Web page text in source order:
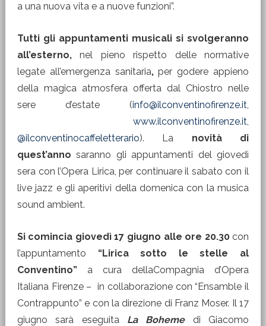
a una nuova vita e a nuove funzioni”.
Tutti gli appuntamenti musicali si svolgeranno
all’esterno,nel pieno rispetto delle normative
legate all’emergenza sanitaria,per godere appieno
della magica atmosfera offerta dal Chiostro nelle
sere d’estate (info@ilconventinofirenze.it,
www.ilconventinofirenze.it,
@ilconventinocaffeletterario). La novità di
quest’anno saranno gli appuntamenti del giovedì
sera con l’Opera Lirica, per continuare il sabato con il
live jazz e gli aperitivi della domenica con la musica
sound ambient.
Si comincia giovedì 17 giugno alle ore 20.30con
l’appuntamento “Lirica sotto le stelle al
Conventino” a cura dellaCompagnia d’Opera
Italiana Firenze – in collaborazione con “Ensamble il
Contrappunto” e con la direzione di Franz Moser. Il 17
giugno sarà eseguita La Bohemedi Giacomo